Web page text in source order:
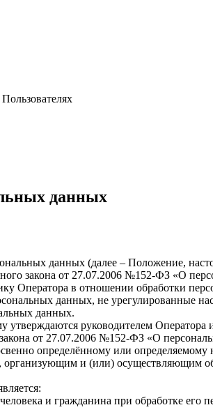
данных
данных (далее – Положение,
закона от 27.07.2006 №152-ФЗ «О
Оператора в отношении обработки
данных, не урегулированные
данных.
руководителем Оператора
закона от 27.07.2006 №152-ФЗ «О
определённому или
и (или) осуществляющим
и гражданина при обработке